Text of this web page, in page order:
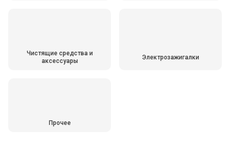
Чистящие средства и
аксессуары
Электрозажигалки
Прочее